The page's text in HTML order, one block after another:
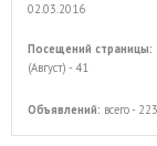
02.03.2016
Посещений страницы:
(Август) - 41
Объявлений: всего -